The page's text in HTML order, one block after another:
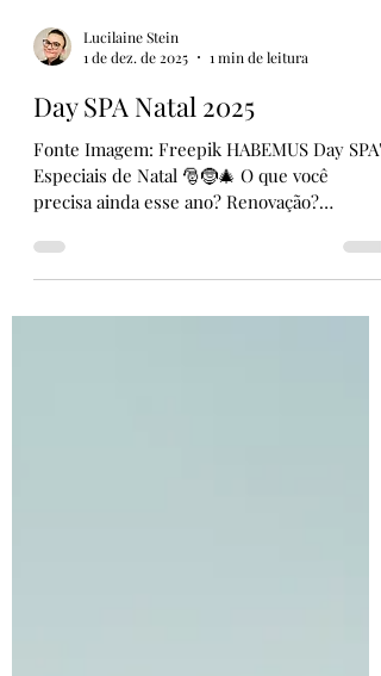
Lucilaine Stein
Day SPA Natal 2025
Especiais de Natal 🎅🤶🎄⁣⁣⁣ O que você
precisa ainda esse ano? Renovação?